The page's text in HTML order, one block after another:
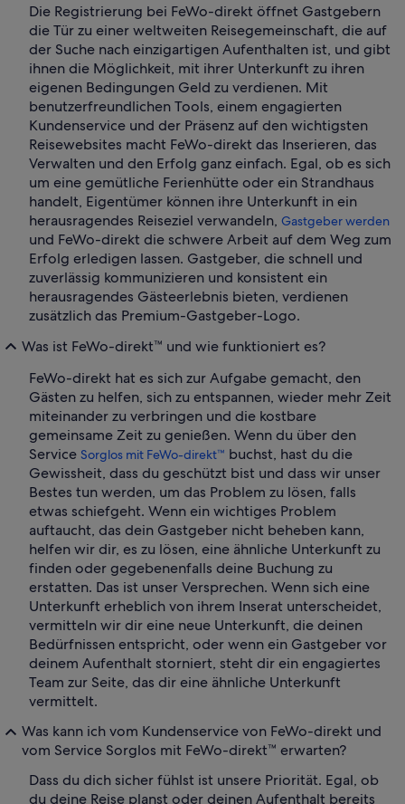
Die Registrierung bei FeWo-direkt öffnet Gastgebern
die Tür zu einer weltweiten Reisegemeinschaft, die auf
der Suche nach einzigartigen Aufenthalten ist, und gibt
ihnen die Möglichkeit, mit ihrer Unterkunft zu ihren
eigenen Bedingungen Geld zu verdienen. Mit
benutzerfreundlichen Tools, einem engagierten
Kundenservice und der Präsenz auf den wichtigsten
Reisewebsites macht FeWo-direkt das Inserieren, das
Verwalten und den Erfolg ganz einfach. Egal, ob es sich
um eine gemütliche Ferienhütte oder ein Strandhaus
handelt, Eigentümer können ihre Unterkunft in ein
herausragendes Reiseziel verwandeln, Gastgeber werden
und FeWo-direkt die schwere Arbeit auf dem Weg zum
Erfolg erledigen lassen. Gastgeber, die schnell und
zuverlässig kommunizieren und konsistent ein
herausragendes Gästeerlebnis bieten, verdienen
zusätzlich das Premium-Gastgeber-Logo.
Was ist FeWo-direkt™ und wie funktioniert es?
FeWo-direkt hat es sich zur Aufgabe gemacht, den
Gästen zu helfen, sich zu entspannen, wieder mehr Zeit
miteinander zu verbringen und die kostbare
gemeinsame Zeit zu genießen. Wenn du über den
Service Sorglos mit FeWo-direkt™ buchst, hast du die
Gewissheit, dass du geschützt bist und dass wir unser
Bestes tun werden, um das Problem zu lösen, falls
etwas schiefgeht. Wenn ein wichtiges Problem
auftaucht, das dein Gastgeber nicht beheben kann,
helfen wir dir, es zu lösen, eine ähnliche Unterkunft zu
finden oder gegebenenfalls deine Buchung zu
erstatten. Das ist unser Versprechen. Wenn sich eine
Unterkunft erheblich von ihrem Inserat unterscheidet,
vermitteln wir dir eine neue Unterkunft, die deinen
Bedürfnissen entspricht, oder wenn ein Gastgeber vor
deinem Aufenthalt storniert, steht dir ein engagiertes
Team zur Seite, das dir eine ähnliche Unterkunft
vermittelt.
Was kann ich vom Kundenservice von FeWo-direkt und
vom Service Sorglos mit FeWo-direkt™ erwarten?
Dass du dich sicher fühlst ist unsere Priorität. Egal, ob
du deine Reise planst oder deinen Aufenthalt bereits